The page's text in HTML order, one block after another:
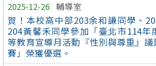
2025-12-26 輔導室
賀！本校高中部203余和謙同學、
204黃馨禾同學參加「臺北市114年
等教育宣導月活動『性別與尊重』
賽」榮獲優選。